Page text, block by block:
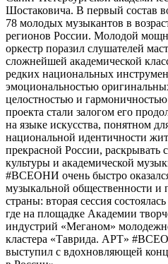
Шостаковича. В первый состав
78 молодых музыкантов в
регионов России. Молодой
оркестр поразил слушателей
сложнейшей академической
редких национальных
эмоциональностью
целостностью и
проекта стали залогом его
на языке искусства, понятном
национальной идентичности
прекрасной России, раскрывать
культуры и академической
#ВСЕОНИ очень быстро
музыкальной общественности и
страны: вторая сессия
где на площадке Академии
индустрий «Меганом»
кластера «Таврида. АРТ»
выступил с вдохновляющей